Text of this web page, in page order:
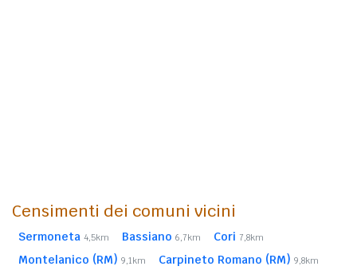
Censimenti dei comuni vicini
Sermoneta 4,5km Bassiano 6,7km Cori 7,8km
Montelanico (RM) 9,1km Carpineto Romano (RM) 9,8km